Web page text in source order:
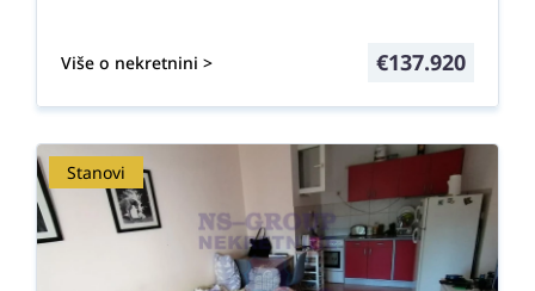
Više o nekretnini > €137.920
Stanovi